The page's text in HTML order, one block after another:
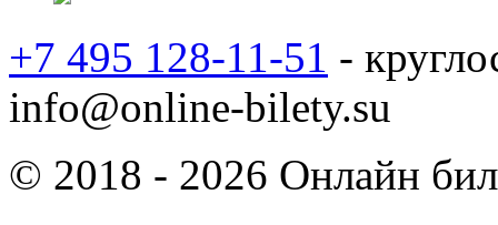
+7 495 128-11-51 -
info@online-bilety.su
© 2018 - 2026 Онлайн